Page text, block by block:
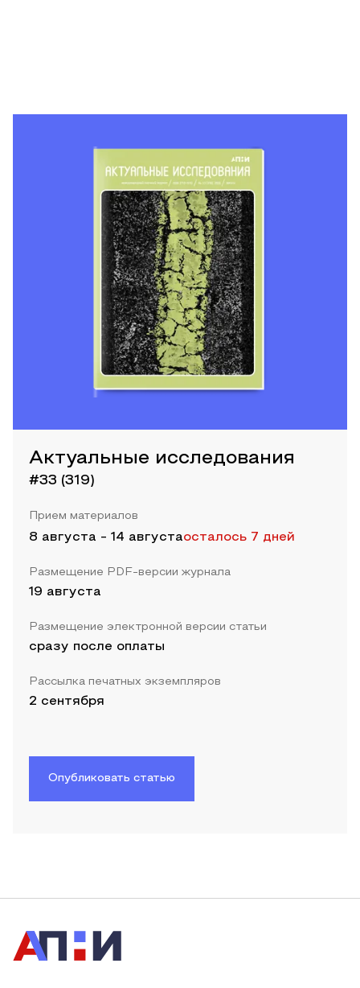
Актуальные исследования
#33 (319)
Прием материалов
8 августа - 14 августаосталось 7 дней
Размещение PDF-версии журнала
19 августа
Размещение электронной версии статьи
сразу после оплаты
Рассылка печатных экземпляров
2 сентября
Опубликовать статью